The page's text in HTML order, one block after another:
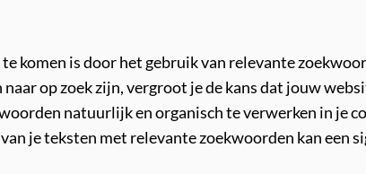
komen is door het gebruik van relevante
op zoek zijn, vergroot je de kans dat jouw
natuurlijk en organisch te verwerken in je
je teksten met relevante zoekwoorden kan een